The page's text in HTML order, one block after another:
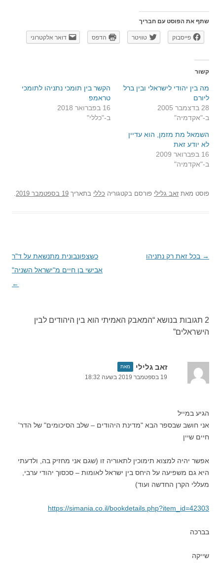
שתף את הפוסט עם חבריך
פייסבוק טוויטר הדפס דואר אלקטרוני
קשור
מה בין יהודי לישראלי ובין ברל
ליורם
28 בדצמבר 2005
ב-"אקדמיה"
הקשר בין תומכי נתניהו לתומכי
טראמפ
16 בפברואר 2018
ב-"כללי"
השמאל מת מזמן, הוא עדיין
לא יודע זאת
16 בפברואר 2009
ב-"אקדמיה"
פוסט מאת זאב גלילי פורסם בקטגוריה כללי בתאריך 19 בספטמבר 2019
ניווט
→ בכל זאת רק נתניהו
כשצפונבונית מתנשאת על ד"ר
אבישי בן חיים מ"ישראל השניה"
←
2 תגובות בנושא “
המאבק האמיתי הוא בין היהודים לבין
הישראלים”
זאב גלילי מאת
19 בספטמבר 2019 בשעה 18:32
הגיע במייל
אני חושב שבספר הבא "מדינת היהודים – שלב הסיכומים" של הדר'
חיים שיין
אפשר יהיה למצוא תימוכין לתאוריה זו (שגם אני מחזיק בה, ולדעתי
היא גם משפיעה על היחס בין ישראל לאומות – סכסוך יהודי ערבי,
מעללי הקרן החדשה ועוד)
https://simania.co.il/bookdetails.php?item_id=42303
בברכה
שייקה